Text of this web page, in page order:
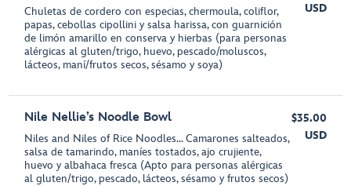
Chuletas de cordero con especias, chermoula, coliflor,
papas, cebollas cipollini y salsa harissa, con guarnición
de limón amarillo en conserva y hierbas (para personas
alérgicas al gluten/trigo, huevo, pescado/moluscos,
lácteos, maní/frutos secos, sésamo y soya)
USD
Nile Nellie’s Noodle Bowl
Niles and Niles of Rice Noodles... Camarones salteados,
salsa de tamarindo, maníes tostados, ajo crujiente,
huevo y albahaca fresca (Apto para personas alérgicas
al gluten/trigo, pescado, lácteos, sésamo y frutos secos)
$35.00
USD